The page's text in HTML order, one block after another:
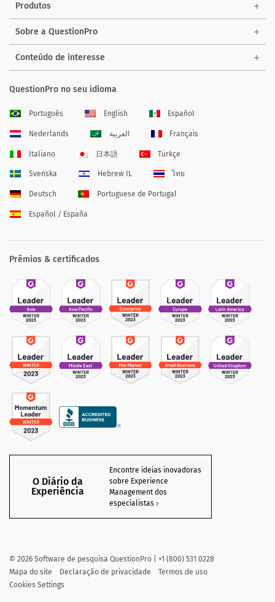
Produtos
Sobre a QuestionPro
Conteúdo de interesse
QuestionPro no seu idioma
Português English Español
Nederlands العربية Français
Italiano 日本語 Türkçe
Svenska Hebrew IL ไทย
Deutsch Portuguese de Portugal
Español / España
Prêmios & certificados
O Diário da
Experiência
Encontre ideias inovadoras
sobre Experience
Management dos
especialistas
© 2026 Software de pesquisa QuestionPro | +1 (800) 531 0228
Mapa do site
Declaração de privacidade
Termos de uso
Cookies Settings